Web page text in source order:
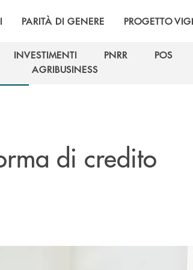
PARITÀ DI GENERE PROGETTO
INVESTIMENTI
INVESTIMENTI
PNRR
POS
AGRIBUSINESS
di credito